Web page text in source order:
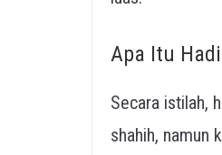
Apa Itu
Secara istilah,
shahih, namun